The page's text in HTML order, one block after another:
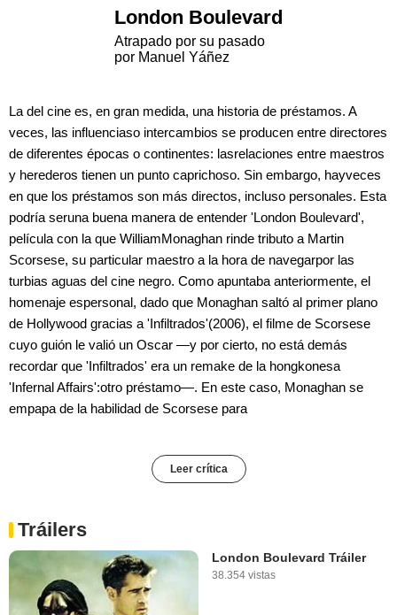
London Boulevard
Atrapado por su pasado
por Manuel Yáñez
La del cine es, en gran medida, una historia de préstamos. A
veces, las influenciaso intercambios se producen entre directores
de diferentes épocas o continentes: lasrelaciones entre maestros
y herederos tienen un punto caprichoso. Sin embargo, hayveces
en que los préstamos son más directos, incluso personales. Esta
podría seruna buena manera de entender 'London Boulevard',
película con la que WilliamMonaghan rinde tributo a Martin
Scorsese, su particular maestro a la hora de navegarpor las
turbias aguas del cine negro. Como apuntaba anteriormente, el
homenaje espersonal, dado que Monaghan saltó al primer plano
de Hollywood gracias a 'Infiltrados'(2006), el filme de Scorsese
cuyo guión le valió un Oscar —y por cierto, no está demás
recordar que 'Infiltrados' era un remake de la hongkonesa
'Infernal Affairs':otro préstamo—. En este caso, Monaghan se
empapa de la habilidad de Scorsese para
Leer crítica
Tráilers
London Boulevard Tráiler
38.354 vistas